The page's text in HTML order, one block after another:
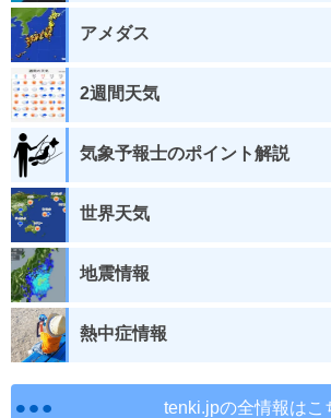
アメダス
2週間天気
気象予報士のポイント解説
世界天気
地震情報
熱中症情報
tenki.jpの全情報はこ